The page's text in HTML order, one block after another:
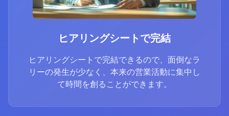
ヒアリングシートで完結
ヒアリングシートで完結できるので、面倒なラ
リーの発生が少なく、本来の営業活動に集中し
て時間を創ることができます。